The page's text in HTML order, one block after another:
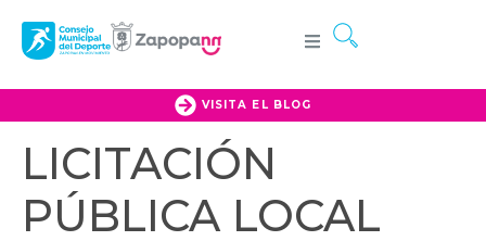
VISITA EL BLOG
LICITACIÓN
PÚBLICA LOCAL